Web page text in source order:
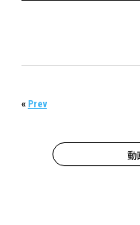
« Prev
動